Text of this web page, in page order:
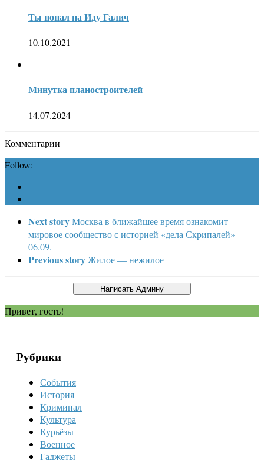
Ты попал на Иду Галич
10.10.2021
Минутка планостроителей
14.07.2024
Комментарии
Follow:
Next storyМосква в ближайшее время ознакомит
мировое сообщество с историей «дела Скрипалей»
06.09.
Previous storyЖилое — нежилое
Привет, гость!
Рубрики
События
История
Криминал
Культура
Курьёзы
Военное
Гаджеты